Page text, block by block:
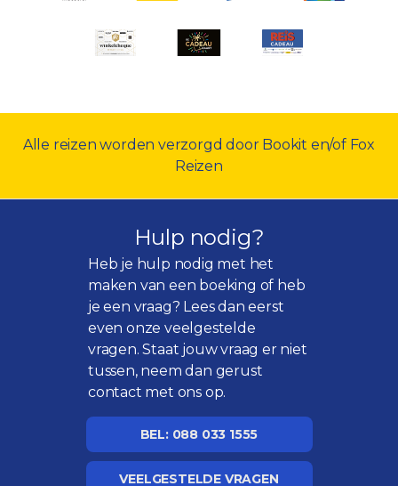
Alle reizen worden verzorgd door Bookit en/of Fox
Reizen
Hulp nodig?
Heb je hulp nodig met het
maken van een boeking of heb
je een vraag? Lees dan eerst
even onzeveelgestelde
vragen. Staat jouw vraag er niet
tussen, neem dan gerust
contact met ons op.
BEL: 088 033 1555
VEELGESTELDE VRAGEN